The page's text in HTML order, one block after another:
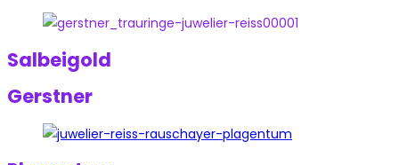
Salbeigold
Gerstner